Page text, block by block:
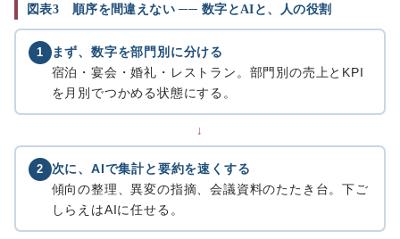
図表3 順序を間違えない ── 数字とAIと、人の役割
1 まず、数字を部門別に分ける
宿泊・宴会・婚礼・レストラン。部門別の売上とKPI
を月別でつかめる状態にする。
↓
2 次に、AIで集計と要約を速くする
傾向の整理、異変の指摘、会議資料のたたき台。下ご
しらえはAIに任せる。